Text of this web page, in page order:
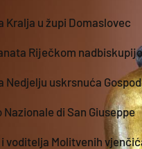
Kralja u župi Domaslovec
Riječkom
uskrsnuća
di San Giuseppe
voditelja Molitvenih